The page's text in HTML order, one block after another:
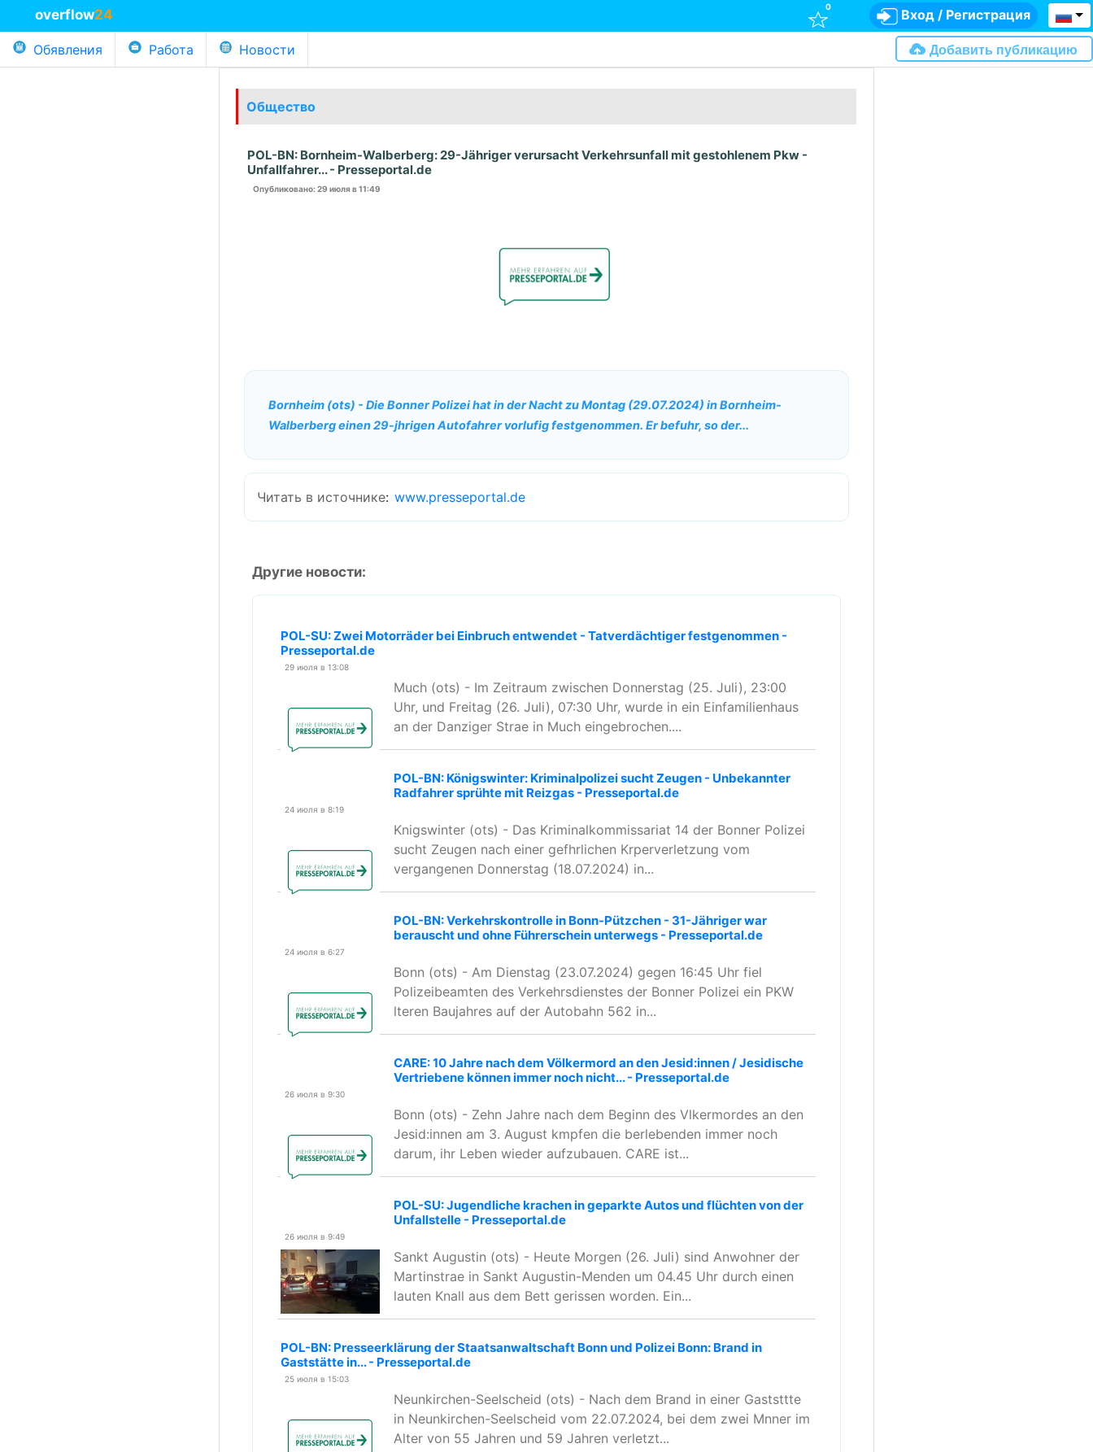
overflow24 0 Вход / Регистрация
Обявления Работа Новости Добавить публикацию
Общество
POL-BN: Bornheim-Walberberg: 29-Jähriger verursacht Verkehrsunfall mit gestohlenem Pkw -
Unfallfahrer... - Presseportal.de
Опубликовано: 29 июля в 11:49
Bornheim (ots) - Die Bonner Polizei hat in der Nacht zu Montag (29.07.2024) in Bornheim-
Walberberg einen 29-jhrigen Autofahrer vorlufig festgenommen. Er befuhr, so der...
Читать в источнике: www.presseportal.de
Другие новости:
POL-SU: Zwei Motorräder bei Einbruch entwendet - Tatverdächtiger festgenommen -
Presseportal.de
29 июля в 13:08
Much (ots) - Im Zeitraum zwischen Donnerstag (25. Juli), 23:00
Uhr, und Freitag (26. Juli), 07:30 Uhr, wurde in ein Einfamilienhaus
an der Danziger Strae in Much eingebrochen....
POL-BN: Königswinter: Kriminalpolizei sucht Zeugen - Unbekannter
Radfahrer sprühte mit Reizgas - Presseportal.de
24 июля в 8:19
Knigswinter (ots) - Das Kriminalkommissariat 14 der Bonner Polizei
sucht Zeugen nach einer gefhrlichen Krperverletzung vom
vergangenen Donnerstag (18.07.2024) in...
POL-BN: Verkehrskontrolle in Bonn-Pützchen - 31-Jähriger war
berauscht und ohne Führerschein unterwegs - Presseportal.de
24 июля в 6:27
Bonn (ots) - Am Dienstag (23.07.2024) gegen 16:45 Uhr fiel
Polizeibeamten des Verkehrsdienstes der Bonner Polizei ein PKW
lteren Baujahres auf der Autobahn 562 in...
CARE: 10 Jahre nach dem Völkermord an den Jesid:innen / Jesidische
Vertriebene können immer noch nicht... - Presseportal.de
26 июля в 9:30
Bonn (ots) - Zehn Jahre nach dem Beginn des Vlkermordes an den
Jesid:innen am 3. August kmpfen die berlebenden immer noch
darum, ihr Leben wieder aufzubauen. CARE ist...
POL-SU: Jugendliche krachen in geparkte Autos und flüchten von der
Unfallstelle - Presseportal.de
26 июля в 9:49
Sankt Augustin (ots) - Heute Morgen (26. Juli) sind Anwohner der
Martinstrae in Sankt Augustin-Menden um 04.45 Uhr durch einen
lauten Knall aus dem Bett gerissen worden. Ein...
POL-BN: Presseerklärung der Staatsanwaltschaft Bonn und Polizei Bonn: Brand in
Gaststätte in... - Presseportal.de
25 июля в 15:03
Neunkirchen-Seelscheid (ots) - Nach dem Brand in einer Gaststtte
in Neunkirchen-Seelscheid vom 22.07.2024, bei dem zwei Mnner im
Alter von 55 Jahren und 59 Jahren verletzt...